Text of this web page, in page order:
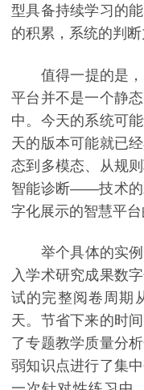
型具备持续学习的
的积累，系统的判断
值得一提的是，
平台并不是一个静
中。今天的系统可
天的版本可能就已
态到多模态、从规
智能诊断——技术的
字化展示的智慧平台
举个具体的实例
入学术研究成果数
试的完整阅卷周期
天。节省下来的时
了专题教学质量分
弱知识点进行了集